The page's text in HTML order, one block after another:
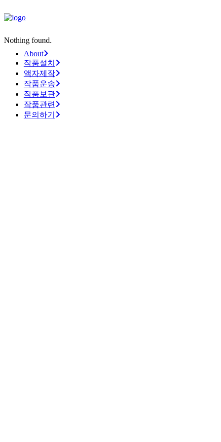
About
작품설치
액자제작
작품운송
작품보관
작품관련
문의하기
Nothing found.